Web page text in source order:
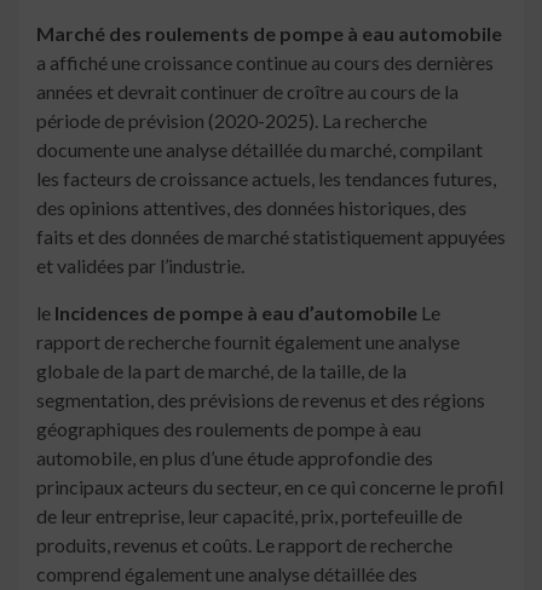
Marché des roulements de pompe à eau automobile
a affiché une croissance continue au cours des dernières
années et devrait continuer de croître au cours de la
période de prévision (2020-2025). La recherche
documente une analyse détaillée du marché, compilant
les facteurs de croissance actuels, les tendances futures,
des opinions attentives, des données historiques, des
faits et des données de marché statistiquement appuyées
et validées par l’industrie.
le Incidences de pompe à eau d’automobile Le
rapport de recherche fournit également une analyse
globale de la part de marché, de la taille, de la
segmentation, des prévisions de revenus et des régions
géographiques des roulements de pompe à eau
automobile, en plus d’une étude approfondie des
principaux acteurs du secteur, en ce qui concerne le profil
de leur entreprise, leur capacité, prix, portefeuille de
produits, revenus et coûts. Le rapport de recherche
comprend également une analyse détaillée des